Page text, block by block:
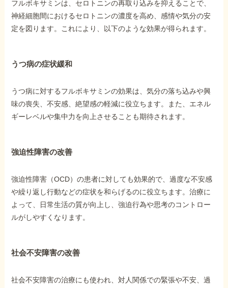
で受給相談をする
他社と何が違うの？
依頼するメリット
089-907-3797
フルボキサミンは、セロトニンの再取り込みを抑えることで、
神経細胞間におけるセロトニンの濃度を高め、感情や気分の安
定を図ります。これにより、以下のような効果が得られます。
うつ病の症状緩和
うつ病に対するフルボキサミンの効果は、気分の落ち込みや興
味の喪失、不安感、絶望感の軽減に役立ちます。また、エネル
ギーレベルや集中力を向上させることも期待されます。
強迫性障害の改善
強迫性障害（OCD）の患者に対しても効果的で、過度な不安感
や繰り返し行動などの症状を和らげるのに役立ちます。治療に
よって、日常生活の質が向上し、強迫行為や思考のコントロー
ルがしやすくなります。
社会不安障害の改善
社会不安障害の治療にも使われ、対人関係での緊張や不安、過